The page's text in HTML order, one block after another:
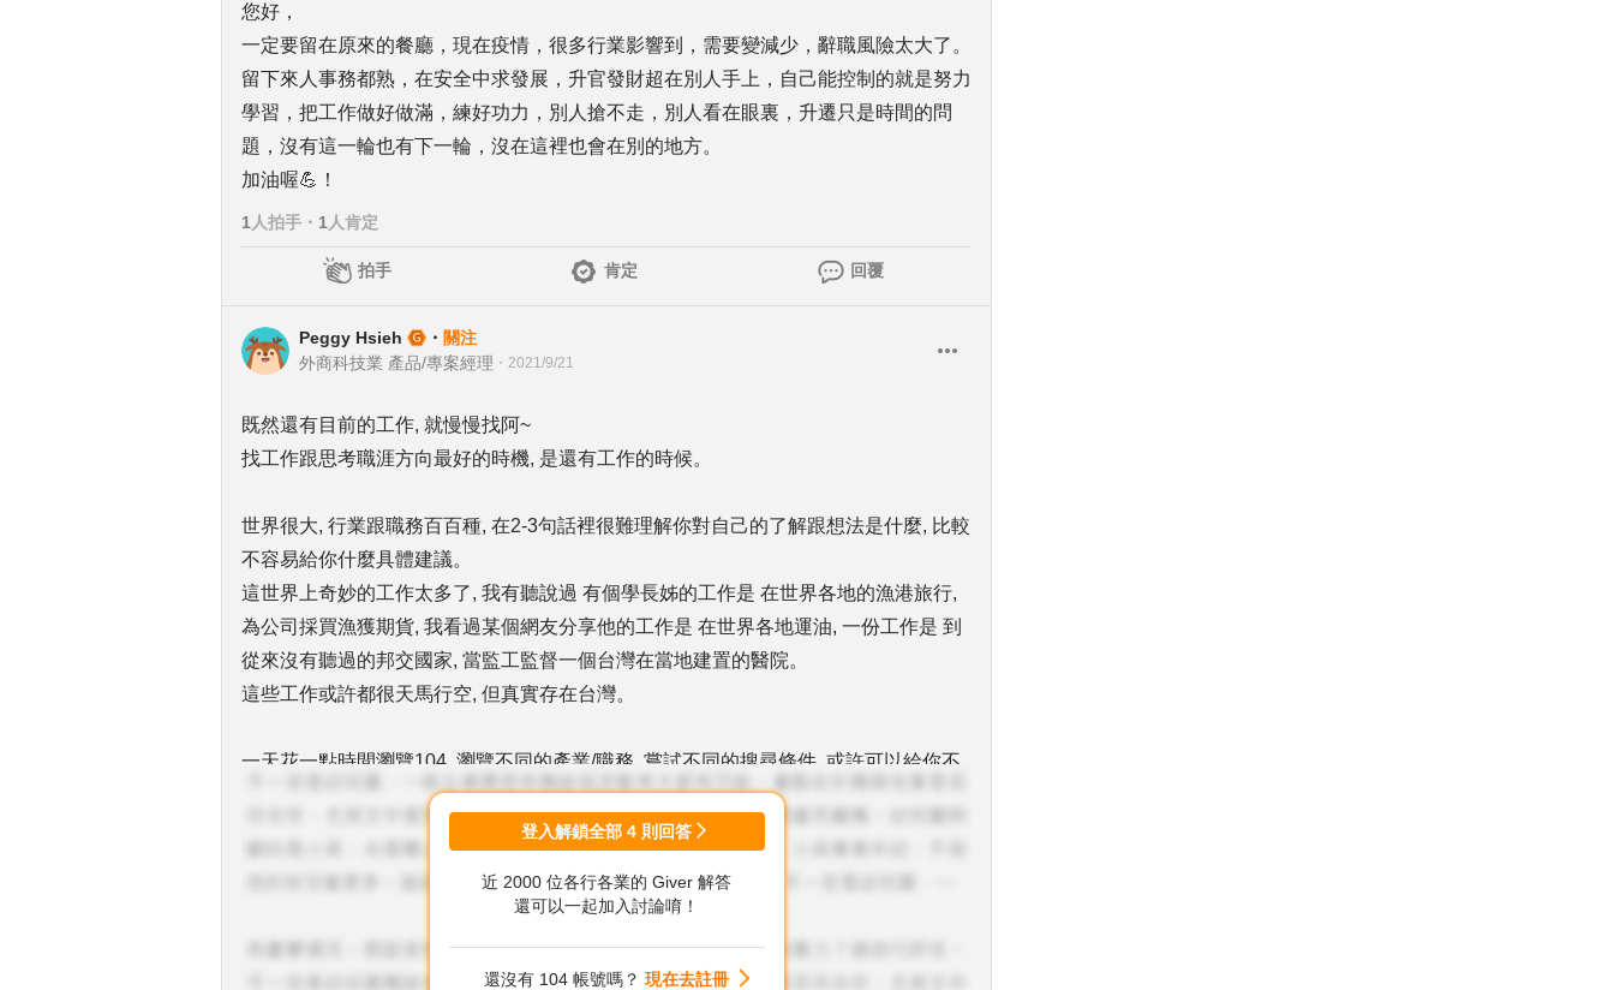
您好，
一定要留在原來的餐廳，現在疫情，很多行業影響到，需要變減少，辭職風險太大了。
留下來人事務都熟，在安全中求發展，升官發財超在別人手上，自己能控制的就是努力
學習，把工作做好做滿，練好功力，別人搶不走，別人看在眼裏，升遷只是時間的問
題，沒有這一輪也有下一輪，沒在這裡也會在別的地方。
加油喔💪！
1 人拍手 ・ 1 人肯定
拍手 肯定 回覆
Peggy Hsieh ・ 關注
外商科技業 產品/專案經理 ・ 2021/9/21
既然還有目前的工作, 就慢慢找阿~
找工作跟思考職涯方向最好的時機, 是還有工作的時候。
世界很大, 行業跟職務百百種, 在2-3句話裡很難理解你對自己的了解跟想法是什麼, 比較
不容易給你什麼具體建議。
這世界上奇妙的工作太多了, 我有聽說過 有個學長姊的工作是 在世界各地的漁港旅行,
為公司採買漁獲期貨, 我看過某個網友分享他的工作是 在世界各地運油, 一份工作是 到
從來沒有聽過的邦交國家, 當監工監督一個台灣在當地建置的醫院。
這些工作或許都很天馬行空, 但真實存在台灣。
一天花一點時間瀏覽104, 瀏覽不同的產業/職務, 嘗試不同的搜尋條件, 或許可以給你不
一樣的視野跟想法。
登入解鎖全部 4 則回答
近 2000 位各行各業的 Giver 解答
還可以一起加入討論唷！
還沒有 104 帳號嗎？ 現在去註冊